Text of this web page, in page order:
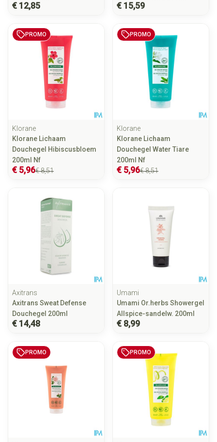
€ 12,85 € 15,59
PROMO
Klorane
Klorane Lichaam
Douchegel Hibiscusbloem
200ml Nf
€ 8,51
€ 5,96
PROMO
Klorane
Klorane Lichaam
Douchegel Water Tiare
200ml Nf
€ 8,51
€ 5,96
Axitrans
Axitrans Sweat Defense
Douchegel 200ml
€ 14,48
Umami
Umami Or.herbs Showergel
Allspice-sandelw. 200ml
€ 8,99
PROMO PROMO